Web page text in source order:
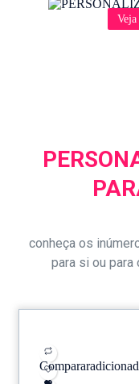
conheça os
para si ou
Comparar